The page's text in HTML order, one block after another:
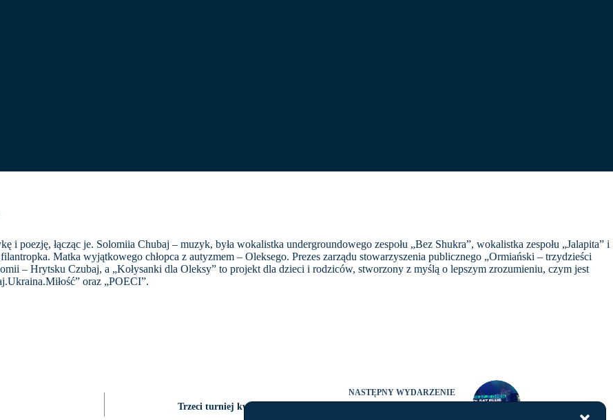
poezję, łącząc je. Solomiia Chubaj – muzyk, była wokalistka undergroundowego zespołu „Bez Shukra”, wokalistka zespołu „Jalapita” i
Matka wyjątkowego chłopca z autyzmem – Oleksego. Prezes zarządu stowarzyszenia publicznego „Ormiański – trzydzieści
– Hrytsku Czubaj, a „Kołysanki dla Oleksy” to projekt dla dzieci i rodziców, stworzony z myślą o lepszym zrozumieniu, czym jest
oraz „POECI”.
NASTĘPNY WYDARZENIE
Trzeci turniej kwalifikacyjny PKO BP Ekstraklasa Games Open w